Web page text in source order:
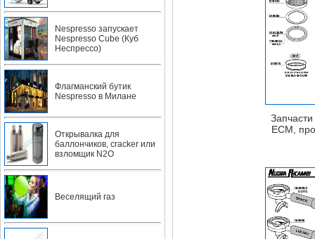
Nespresso запускает
Nespresso Cube (Куб
Неспрессо)
Флагманский бутик
Nespresso в Милане
Открывалка для
баллончиков, cracker или
взломщик N2O
Веселящий газ
ECM,